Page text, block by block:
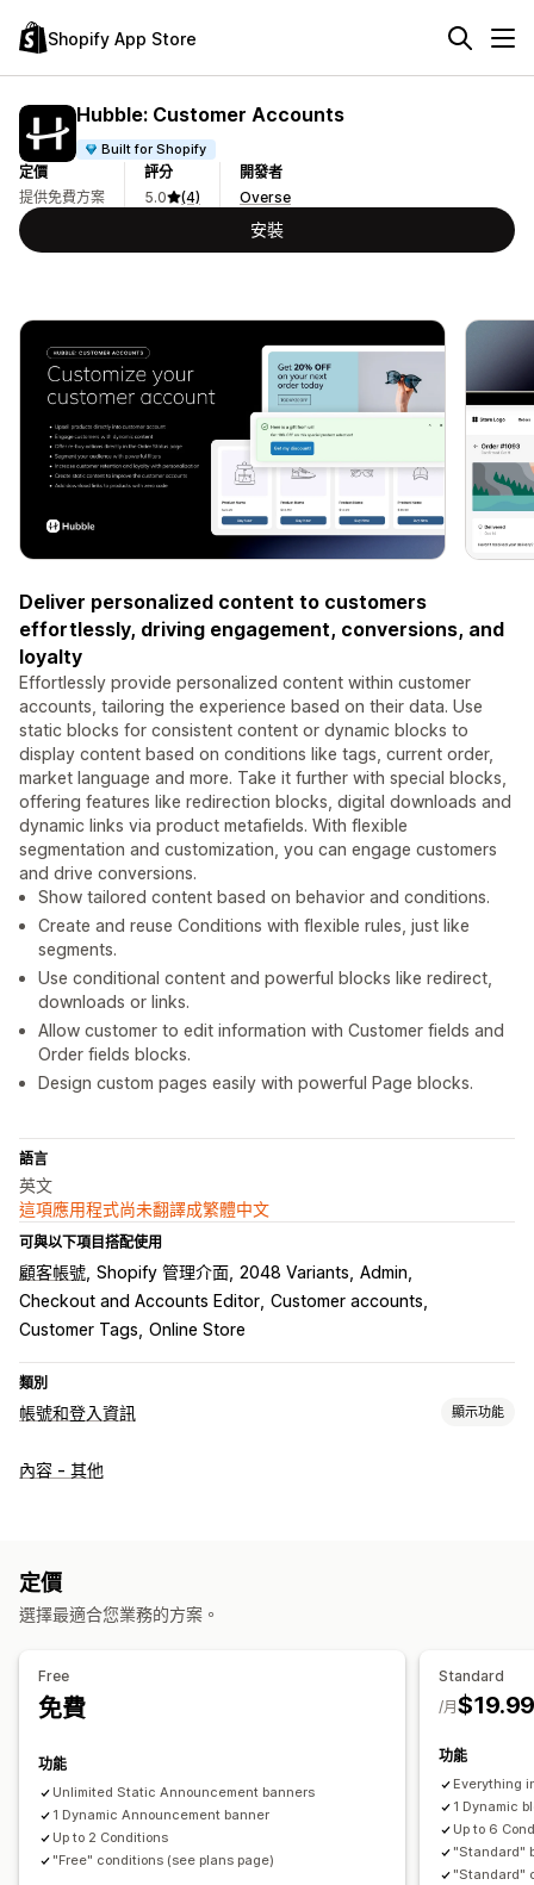
Shopify App Store
Hubble: Customer Accounts
Built for Shopify
定價
提供免費方案
評分
5.0
(4)
開發者
Overse
安裝
Deliver personalized content to customers
effortlessly, driving engagement, conversions, and
loyalty
Effortlessly provide personalized content within customer
accounts, tailoring the experience based on their data. Use
static blocks for consistent content or dynamic blocks to
display content based on conditions like tags, current order,
market language and more. Take it further with special blocks,
offering features like redirection blocks, digital downloads and
dynamic links via product metafields. With flexible
segmentation and customization, you can engage customers
and drive conversions.
Show tailored content based on behavior and conditions.
Create and reuse Conditions with flexible rules, just like
segments.
Use conditional content and powerful blocks like redirect,
downloads or links.
Allow customer to edit information with Customer fields and
Order fields blocks.
Design custom pages easily with powerful Page blocks.
語言
英文
這項應用程式尚未翻譯成繁體中文
可與以下項目搭配使用
顧客帳號 Shopify 管理介面 2048 Variants Admin
Checkout and Accounts Editor Customer accounts
Customer Tags Online Store
類別
帳號和登入資訊 顯示功能
帳號管理
限制存取
內容 - 其他
定價
選擇最適合您業務的方案。
Free
免費
功能
Unlimited Static Announcement banners
1 Dynamic Announcement banner
Up to 2 Conditions
"Free" conditions (see plans page)
Standard
/月
功能
Everything
1 Dynamic
Up to 6
"Standard"
"Standard"